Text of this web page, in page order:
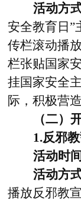
活动方
安全教育日”
传栏滚动播
栏张贴国家
挂国家安全
际，积极营
（二）
1.反邪
活动时
活动方
播放反邪教